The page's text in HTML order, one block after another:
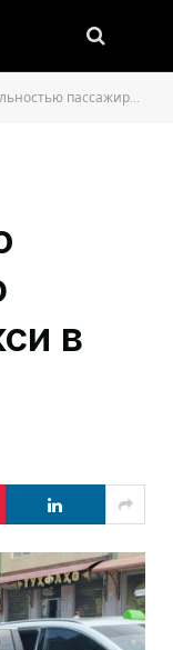
транспорта такси в городе Бохтар
в